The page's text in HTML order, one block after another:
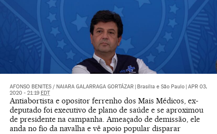
AFONSO BENITES / NAIARA GALARRAGA GORTÁZAR Brasília e São Paulo APR 03,
2020 - 21:19 EDT
Antiabortista e opositor ferrenho dos Mais Médicos, ex-
deputado foi executivo de plano de saúde e se aproximou
de presidente na campanha. Ameaçado de demissão, ele
anda no fio da navalha e vê apoio popular disparar